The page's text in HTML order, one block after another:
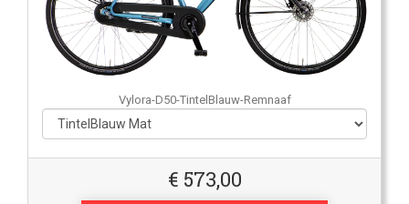
Vylora-D50-TintelBlauw-Remnaaf
€ 573,00